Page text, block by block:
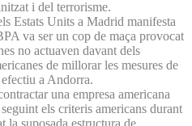
i del terrorisme.
Estats Units a Madrid manifesta
va ser un cop de maça provocat
no actuaven davant dels
de millorar les mesures de
a Andorra.
una empresa americana
els criteris americans durant
la suposada estructura de